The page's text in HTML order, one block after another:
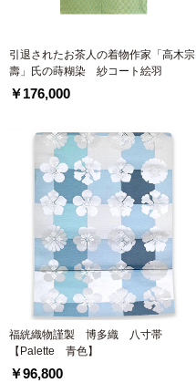
引退されたお茶人の着物作家「高木宗
壽」氏の蒔糊染 紗コート絵羽
￥176,000
福絖織物謹製 博多織 八寸帯
【Palette 青色】
￥96,800